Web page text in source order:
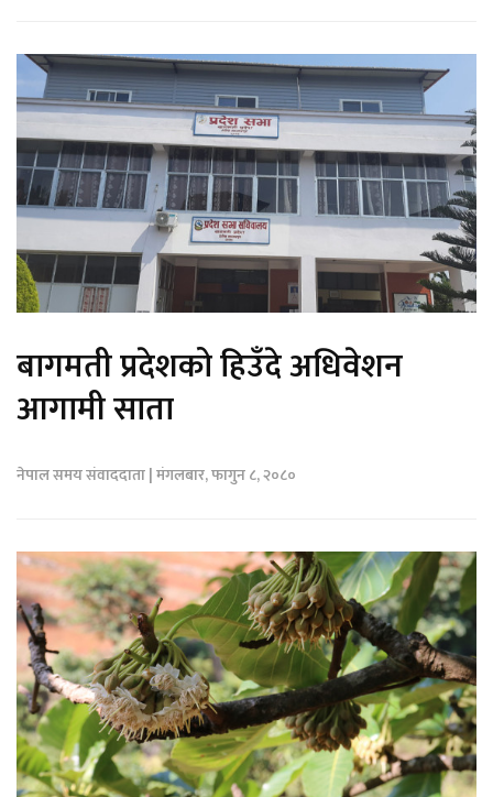
बागमती प्रदेशको हिउँदे अधिवेशन
आगामी साता
नेपाल समय संवाददाता | मंगलबार, फागुन ८, २०८०